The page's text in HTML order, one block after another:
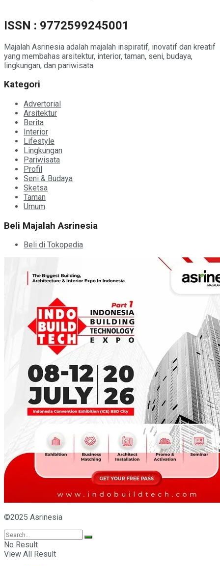
ISSN : 9772599245001
Majalah Asrinesia adalah majalah inspiratif, inovatif dan kreatif
yang membahas arsitektur, interior, taman, seni, budaya,
lingkungan, dan pariwisata
Kategori
Advertorial
Arsitektur
Berita
Interior
Lifestyle
Lingkungan
Pariwisata
Profil
Seni & Budaya
Sketsa
Taman
Umum
Beli Majalah Asrinesia
Beli di Tokopedia
©2025 Asrinesia
No Result
View All Result